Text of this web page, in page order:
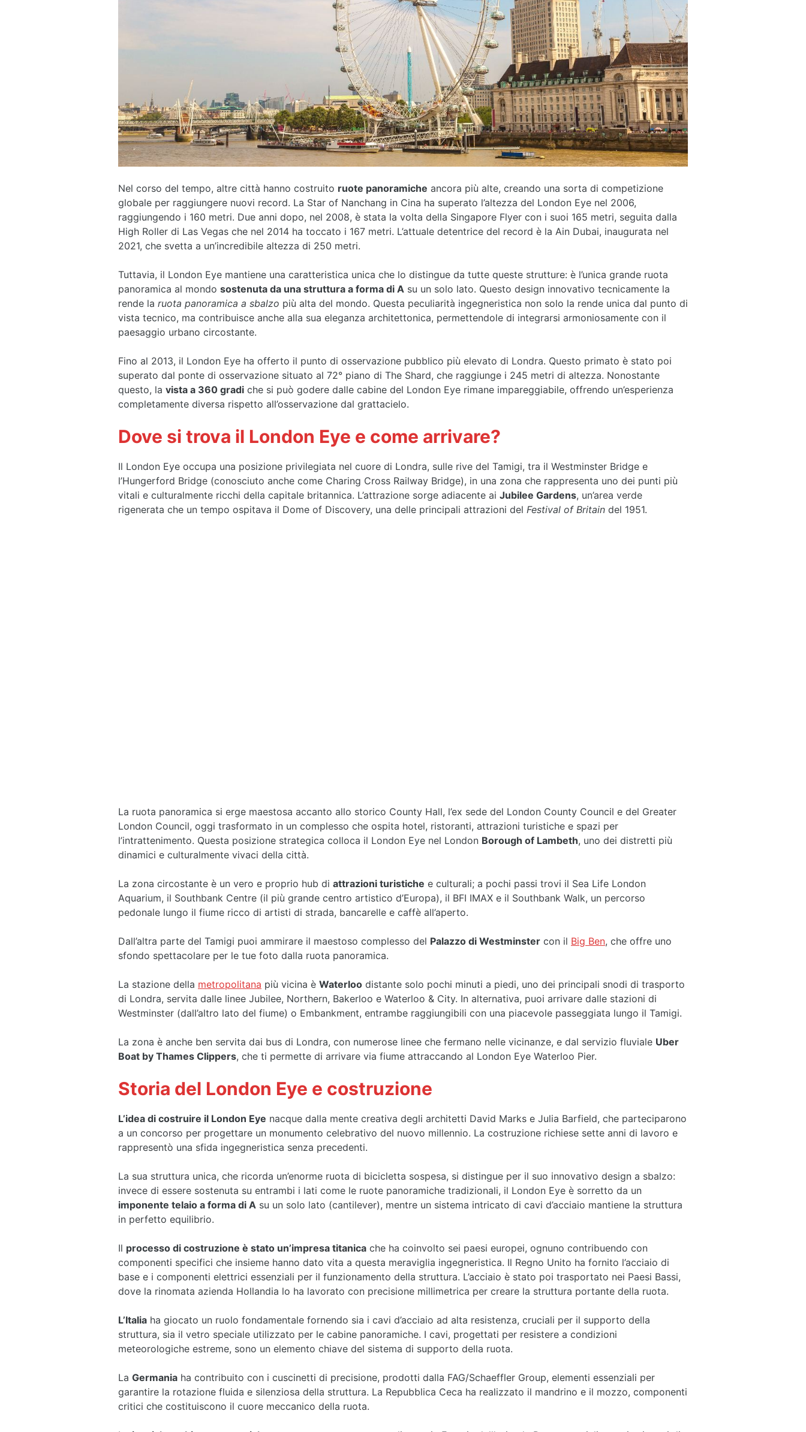
Nel corso del tempo, altre città hanno costruito ruote panoramiche ancora più alte, creando una sorta di competizione
globale per raggiungere nuovi record. La Star of Nanchang in Cina ha superato l’altezza del London Eye nel 2006,
raggiungendo i 160 metri. Due anni dopo, nel 2008, è stata la volta della Singapore Flyer con i suoi 165 metri, seguita dalla
High Roller di Las Vegas che nel 2014 ha toccato i 167 metri. L’attuale detentrice del record è la Ain Dubai, inaugurata nel
2021, che svetta a un’incredibile altezza di 250 metri.
Tuttavia, il London Eye mantiene una caratteristica unica che lo distingue da tutte queste strutture: è l’unica grande ruota
panoramica al mondo sostenuta da una struttura a forma di A su un solo lato. Questo design innovativo tecnicamente la
rende la ruota panoramica a sbalzo più alta del mondo. Questa peculiarità ingegneristica non solo la rende unica dal punto di
vista tecnico, ma contribuisce anche alla sua eleganza architettonica, permettendole di integrarsi armoniosamente con il
paesaggio urbano circostante.
Fino al 2013, il London Eye ha offerto il punto di osservazione pubblico più elevato di Londra. Questo primato è stato poi
superato dal ponte di osservazione situato al 72° piano di The Shard, che raggiunge i 245 metri di altezza. Nonostante
questo, la vista a 360 gradi che si può godere dalle cabine del London Eye rimane impareggiabile, offrendo un’esperienza
completamente diversa rispetto all’osservazione dal grattacielo.
Dove si trova il London Eye e come arrivare?
Il London Eye occupa una posizione privilegiata nel cuore di Londra, sulle rive del Tamigi, tra il Westminster Bridge e
l’Hungerford Bridge (conosciuto anche come Charing Cross Railway Bridge), in una zona che rappresenta uno dei punti più
vitali e culturalmente ricchi della capitale britannica. L’attrazione sorge adiacente ai Jubilee Gardens, un’area verde
rigenerata che un tempo ospitava il Dome of Discovery, una delle principali attrazioni del Festival of Britain del 1951.
La ruota panoramica si erge maestosa accanto allo storico County Hall, l’ex sede del London County Council e del Greater
London Council, oggi trasformato in un complesso che ospita hotel, ristoranti, attrazioni turistiche e spazi per
l’intrattenimento. Questa posizione strategica colloca il London Eye nel London Borough of Lambeth, uno dei distretti più
dinamici e culturalmente vivaci della città.
La zona circostante è un vero e proprio hub di attrazioni turistiche e culturali; a pochi passi trovi il Sea Life London
Aquarium, il Southbank Centre (il più grande centro artistico d’Europa), il BFI IMAX e il Southbank Walk, un percorso
pedonale lungo il fiume ricco di artisti di strada, bancarelle e caffè all’aperto.
Dall’altra parte del Tamigi puoi ammirare il maestoso complesso del Palazzo di Westminster con il Big Ben, che offre uno
sfondo spettacolare per le tue foto dalla ruota panoramica.
La stazione della metropolitana più vicina è Waterloo distante solo pochi minuti a piedi, uno dei principali snodi di trasporto
di Londra, servita dalle linee Jubilee, Northern, Bakerloo e Waterloo & City. In alternativa, puoi arrivare dalle stazioni di
Westminster (dall’altro lato del fiume) o Embankment, entrambe raggiungibili con una piacevole passeggiata lungo il Tamigi.
La zona è anche ben servita dai bus di Londra, con numerose linee che fermano nelle vicinanze, e dal servizio fluviale Uber
Boat by Thames Clippers, che ti permette di arrivare via fiume attraccando al London Eye Waterloo Pier.
Storia del London Eye e costruzione
L’idea di costruire il London Eye nacque dalla mente creativa degli architetti David Marks e Julia Barfield, che parteciparono
a un concorso per progettare un monumento celebrativo del nuovo millennio. La costruzione richiese sette anni di lavoro e
rappresentò una sfida ingegneristica senza precedenti.
La sua struttura unica, che ricorda un’enorme ruota di bicicletta sospesa, si distingue per il suo innovativo design a sbalzo:
invece di essere sostenuta su entrambi i lati come le ruote panoramiche tradizionali, il London Eye è sorretto da un
imponente telaio a forma di A su un solo lato (cantilever), mentre un sistema intricato di cavi d’acciaio mantiene la struttura
in perfetto equilibrio.
Il processo di costruzione è stato un’impresa titanica che ha coinvolto sei paesi europei, ognuno contribuendo con
componenti specifici che insieme hanno dato vita a questa meraviglia ingegneristica. Il Regno Unito ha fornito l’acciaio di
base e i componenti elettrici essenziali per il funzionamento della struttura. L’acciaio è stato poi trasportato nei Paesi Bassi,
dove la rinomata azienda Hollandia lo ha lavorato con precisione millimetrica per creare la struttura portante della ruota.
L’Italia ha giocato un ruolo fondamentale fornendo sia i cavi d’acciaio ad alta resistenza, cruciali per il supporto della
struttura, sia il vetro speciale utilizzato per le cabine panoramiche. I cavi, progettati per resistere a condizioni
meteorologiche estreme, sono un elemento chiave del sistema di supporto della ruota.
La Germania ha contribuito con i cuscinetti di precisione, prodotti dalla FAG/Schaeffler Group, elementi essenziali per
garantire la rotazione fluida e silenziosa della struttura. La Repubblica Ceca ha realizzato il mandrino e il mozzo, componenti
critici che costituiscono il cuore meccanico della ruota.